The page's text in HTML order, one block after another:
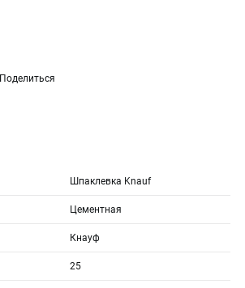
Поделиться
Шпаклевка Knauf
Цементная
Кнауф
25